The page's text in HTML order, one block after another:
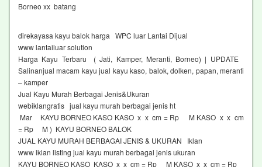
Borneo xx batang
direkayasa kayu balok harga WPC luar Lantai Dijual
www lantailuar solution
Harga Kayu Terbaru ( Jati, Kamper, Meranti, Borneo) | UPDATE
Salinanjual macam kayu jual kayu kaso, balok, dolken, papan, meranti
– kamper
Jual Kayu Murah Berbagai Jenis&Ukuran
webiklangratis jual kayu murah berbagai jenis ht
Mar KAYU BORNEO KASO KASO x x cm = Rp M KASO x x cm
= Rp M ) KAYU BORNEO BALOK
JUAL KAYU MURAH BERBAGAI JENIS & UKURAN Iklan
www iklan listing jual kayu murah berbagai jenis ukuran
KAYU BORNEO KASO KASO x x cm = Rp M KASO x x cm = Rp